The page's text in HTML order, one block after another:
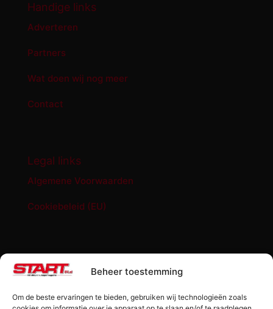
Beheer toestemming
Om de beste ervaringen te bieden, gebruiken wij technologieën zoals
Handige links
Adverteren
Partners
Wat doen wij nog meer
Contact
Legal links
Algemene Voorwaarden
Cookiebeleid (EU)
START '84 shop